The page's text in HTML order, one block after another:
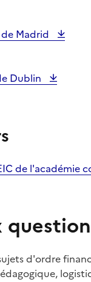
de Madrid
Dublin
de l'académie
d'ordre